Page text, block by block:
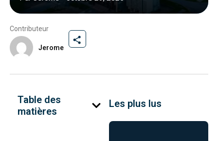
Contributeur
Jerome
Table des
matières
Les plus lus